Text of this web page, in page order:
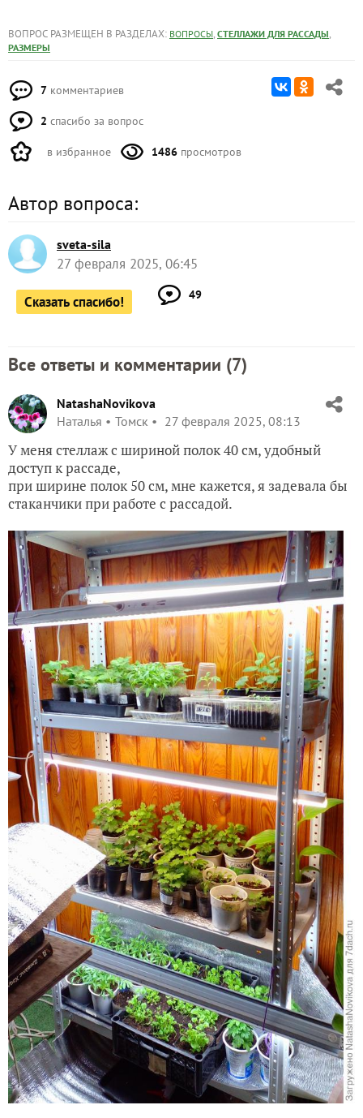
ВОПРОС РАЗМЕЩЕН В РАЗДЕЛАХ: ВОПРОСЫ, СТЕЛЛАЖИ ДЛЯ РАССАДЫ,
РАЗМЕРЫ
7 комментариев
2 спасибо за вопрос
в избранное 1486 просмотров
Автор вопроса:
sveta-sila
27 февраля 2025, 06:45
Сказать спасибо! 49
Все ответы и комментарии (7)
NatashaNovikova
Наталья
Томск 27 февраля 2025, 08:13
У меня стеллаж с шириной полок 40 см, удобный
доступ к рассаде,
при ширине полок 50 см, мне кажется, я задевала бы
стаканчики при работе с рассадой.